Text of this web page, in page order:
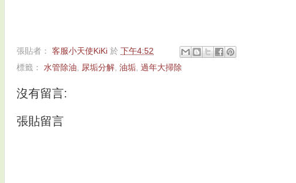
張貼者： 客服小天使KiKi 於 下午4:52
標籤： 水管除油, 尿垢分解, 油垢, 過年大掃除
沒有留言:
張貼留言